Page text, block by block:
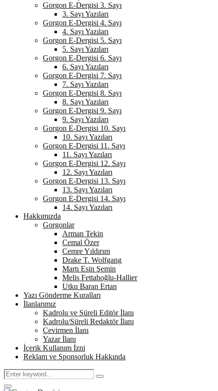
Gorgon E-Dergisi 3. Sayı
3. Sayı Yazıları
Gorgon E-Dergisi 4. Sayı
4. Sayı Yazıları
Gorgon E-Dergisi 5. Sayı
5. Sayı Yazıları
Gorgon E-Dergisi 6. Sayı
6. Sayı Yazıları
Gorgon E-Dergisi 7. Sayı
7. Sayı Yazıları
Gorgon E-Dergisi 8. Sayı
8. Sayı Yazıları
Gorgon E-Dergisi 9. Sayı
9. Sayı Yazıları
Gorgon E-Dergisi 10. Sayı
10. Sayı Yazıları
Gorgon E-Dergisi 11. Sayı
11. Sayı Yazıları
Gorgon E-Dergisi 12. Sayı
12. Sayı Yazıları
Gorgon E-Dergisi 13. Sayı
13. Sayı Yazıları
Gorgon E-Dergisi 14. Sayı
14. Sayı Yazıları
Hakkımızda
Gorgonlar
Arman Tekin
Cemal Özer
Cemre Yıldırım
Drake T. Wolfgang
Martı Esin Şemin
Melis Fettahoğlu-Hallier
Utku Baran Ertan
Yazı Gönderme Kuralları
İlanlarımız
Kadrolu ve Süreli Editör İlanı
Kadrolu/Süreli Redaktör İlanı
Çevirmen İlanı
Yazar İlanı
İçerik Kullanım İzni
Reklam ve Sponsorluk Hakkında
Search
for:
Search
Primary